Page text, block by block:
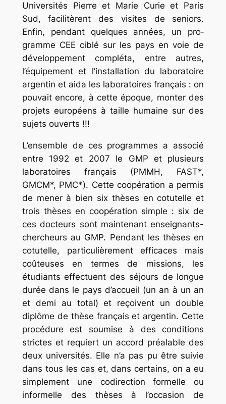
Universités Pierre et Marie Curie et Paris
Sud, facilitèrent des visites de seniors.
Enfin, pendant quelques années, un pro­
gramme CEE ciblé sur les pays en voie de
développement compléta, entre autres,
l’équipement et l’installation du laboratoire
argentin et aida les laboratoires français : on
pouvait encore, à cette époque, monter des
projets européens à taille humaine sur des
sujets ouverts !!!
L’ensemble de ces programmes a associé
entre 1992 et 2007 le GMP et plusieurs
laboratoires français (PMMH, FAST*,
GMCM*, PMC*). Cette coopération a permis
de mener à bien six thèses en cotutelle et
trois thèses en coopé­ration simple : six de
ces docteurs sont maintenant enseignants-
chercheurs au GMP. Pendant les thèses en
cotutelle, particulièrement efficaces mais
coûteuses en termes de missions, les
étudiants effectuent des séjours de longue
durée dans le pays d’accueil (un an à un an
et demi au total) et reçoivent un double
diplôme de thèse français et argentin. Cette
procédure est soumise à des conditions
strictes et requiert un accord préalable des
deux universités. Elle n’a pas pu être suivie
dans tous les cas et, dans certains, on a eu
simplement une codirection formelle ou
informelle des thèses à l’occasion de